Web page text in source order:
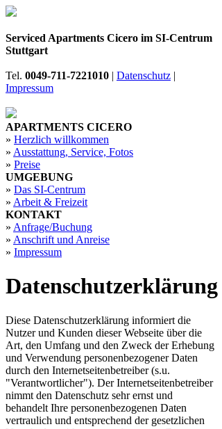
Serviced Apartments Cicero im SI-Centrum
Stuttgart
Tel. 0049-711-7221010 | Datenschutz |
Impressum
APARTMENTS CICERO
» Herzlich willkommen
» Ausstattung, Service, Fotos
» Preise
UMGEBUNG
» Das SI-Centrum
» Arbeit & Freizeit
KONTAKT
» Anfrage/Buchung
» Anschrift und Anreise
» Impressum
Datenschutzerklärung
Diese Datenschutzerklärung informiert die
Nutzer und Kunden dieser Webseite über die
Art, den Umfang und den Zweck der Erhebung
und Verwendung personenbezogener Daten
durch den Internetseitenbetreiber (s.u.
"Verantwortlicher"). Der Internetseitenbetreiber
nimmt den Datenschutz sehr ernst und
behandelt Ihre personenbezogenen Daten
vertraulich und entsprechend der gesetzlichen